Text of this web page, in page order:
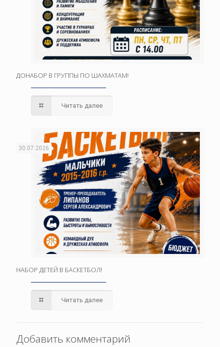
ДОНАБОР В ГРУППЫ ПО ШАХМАТАМ!
Читать далее
30.07.2026
НАБОР ДЕТЕЙ В БАСКЕТБОЛ!
Читать далее
Добавить комментарий